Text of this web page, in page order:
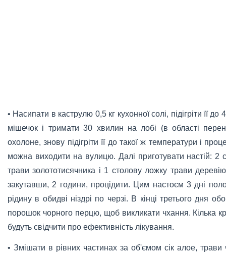
• Насипати в каструлю 0,5 кг кухонної солі, підігріти її
мішечок і тримати 30 хвилин на лобі (в області
охолоне, знову підігріти її до такої ж температури і
можна виходити на вулицю. Далі приготувати настій: 2
трави золототисячника і 1 столову ложку трави
закутавши, 2 години, процідити. Цим настоєм 3 дні
рідину в обидві ніздрі по черзі. В кінці третього дня
порошок чорного перцю, щоб викликати чхання. Кілька
будуть свідчити про ефективність лікування.
• Змішати в рівних частинах за об'ємом сік алое, трави